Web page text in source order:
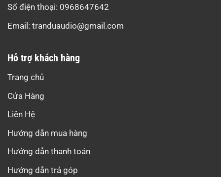
Số điện thoại: 0968647642
Email: tranduaudio@gmail.com
Hỗ trợ khách hàng
Trang chủ
Cửa Hàng
Liên Hệ
Hướng dẫn mua hàng
Hướng dẫn thanh toán
Hướng dẫn trả góp